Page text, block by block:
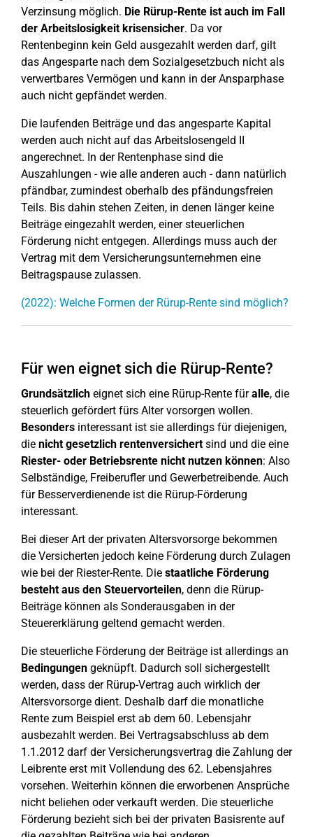
Verzinsung möglich. Die Rürup-Rente ist auch im Fall
der Arbeitslosigkeit krisensicher. Da vor
Rentenbeginn kein Geld ausgezahlt werden darf, gilt
das Angesparte nach dem Sozialgesetzbuch nicht als
verwertbares Vermögen und kann in der Ansparphase
auch nicht gepfändet werden.
Die laufenden Beiträge und das angesparte Kapital
werden auch nicht auf das Arbeitslosengeld II
angerechnet. In der Rentenphase sind die
Auszahlungen - wie alle anderen auch - dann natürlich
pfändbar, zumindest oberhalb des pfändungsfreien
Teils. Bis dahin stehen Zeiten, in denen länger keine
Beiträge eingezahlt werden, einer steuerlichen
Förderung nicht entgegen. Allerdings muss auch der
Vertrag mit dem Versicherungsunternehmen eine
Beitragspause zulassen.
(2022): Welche Formen der Rürup-Rente sind möglich?
Für wen eignet sich die Rürup-Rente?
Grundsätzlich eignet sich eine Rürup-Rente füralle, die
steuerlich gefördert fürs Alter vorsorgen wollen.
Besonders interessant ist sie allerdings für diejenigen,
die nicht gesetzlich rentenversichertsind und die eine
Riester- oder Betriebsrente nicht nutzen können: Also
Selbständige, Freiberufler und Gewerbetreibende. Auch
für Besserverdienende ist die Rürup-Förderung
interessant.
Bei dieser Art der privaten Altersvorsorge bekommen
die Versicherten jedoch keine Förderung durch Zulagen
wie bei der Riester-Rente. Die staatliche Förderung
besteht aus den Steuervorteilen, denn die Rürup-
Beiträge können als Sonderausgaben in der
Steuererklärung geltend gemacht werden.
Die steuerliche Förderung der Beiträge ist allerdings an
Bedingungen geknüpft. Dadurch soll sichergestellt
werden, dass der Rürup-Vertrag auch wirklich der
Altersvorsorge dient. Deshalb darf die monatliche
Rente zum Beispiel erst ab dem 60. Lebensjahr
ausbezahlt werden. Bei Vertragsabschluss ab dem
1.1.2012 darf der Versicherungsvertrag die Zahlung der
Leibrente erst mit Vollendung des 62. Lebensjahres
vorsehen. Weiterhin können die erworbenen Ansprüche
nicht beliehen oder verkauft werden. Die steuerliche
Förderung bezieht sich bei der privaten Basisrente auf